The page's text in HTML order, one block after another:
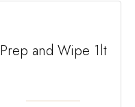
Prep and Wipe 1lt